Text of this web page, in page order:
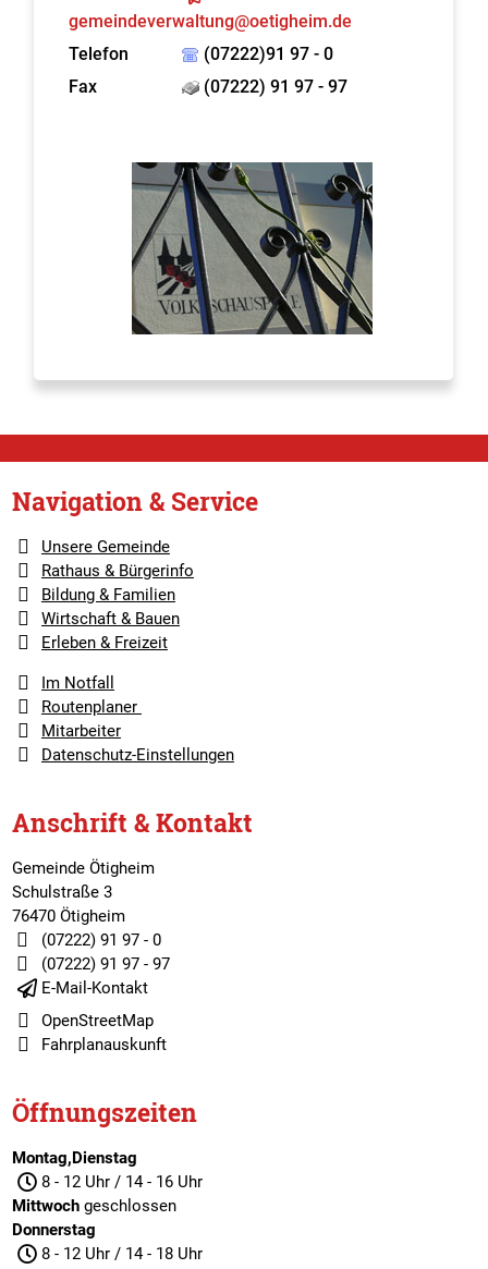
gemeindeverwaltung@oetigheim.de
Telefon
(07222)91 97 - 0
Fax
(07222) 91 97 - 97
Navigation & Service
Unsere Gemeinde
Rathaus & Bürgerinfo
Bildung & Familien
Wirtschaft & Bauen
Erleben & Freizeit
Im Notfall
Routenplaner
Mitarbeiter
Datenschutz-Einstellungen
Anschrift & Kontakt
Gemeinde Ötigheim
Schulstraße 3
76470 Ötigheim
(07222) 91 97 - 0
(07222) 91 97 - 97
E-Mail-Kontakt
OpenStreetMap
Fahrplanauskunft
Öffnungszeiten
Montag,Dienstag
8 - 12 Uhr / 14 - 16 Uhr
Mittwochgeschlossen
Donnerstag
8 - 12 Uhr / 14 - 18 Uhr